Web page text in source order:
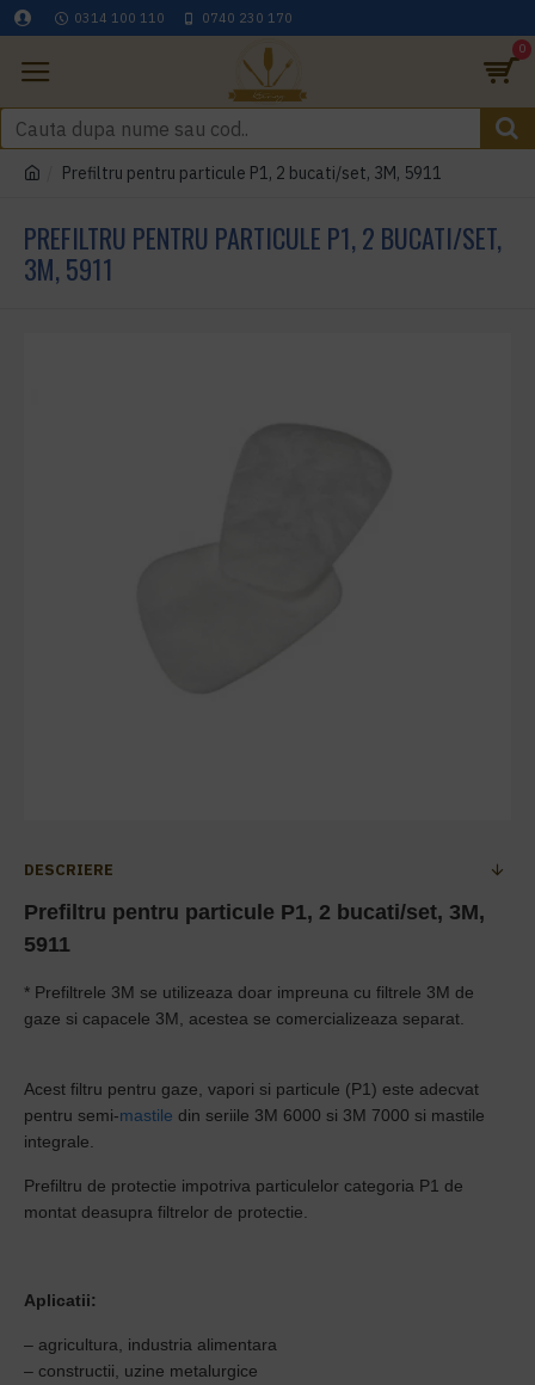
0314 100 110 0740 230 170
0
Prefiltru pentru particule P1, 2 bucati/set, 3M, 5911
PREFILTRU PENTRU PARTICULE P1, 2 BUCATI/SET,
3M, 5911
DESCRIERE
Prefiltru pentru particule P1, 2 bucati/set, 3M,
5911
* Prefiltrele 3M se utilizeaza doar impreuna cu filtrele 3M de
gaze si capacele 3M, acestea se comercializeaza separat.
Acest filtru pentru gaze, vapori si particule (P1) este adecvat
pentru semi-mastile din seriile 3M 6000 si 3M 7000 si mastile
integrale.
Prefiltru de protectie impotriva particulelor categoria P1 de
montat deasupra filtrelor de protectie.
Aplicatii:
– agricultura, industria alimentara
– constructii, uzine metalurgice